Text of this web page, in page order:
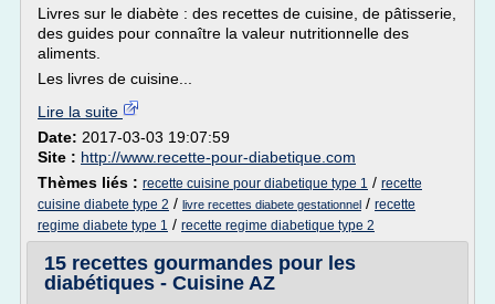
Livres sur le diabète : des recettes de cuisine, de pâtisserie,
des guides pour connaître la valeur nutritionnelle des
aliments.
Les livres de cuisine...
Lire la suite
Date: 2017-03-03 19:07:59
Site : http://www.recette-pour-diabetique.com
Thèmes liés : recette cuisine pour diabetique type 1 / recette
cuisine diabete type 2 / livre recettes diabete gestationnel / recette
regime diabete type 1 / recette regime diabetique type 2
15 recettes gourmandes pour les
diabétiques - Cuisine AZ